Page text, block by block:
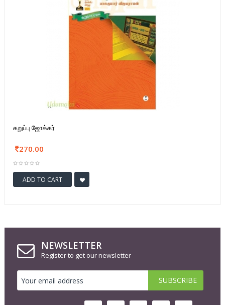
கறுப்பு ஜோக்கர்
270.00
ADD TO CART
NEWSLETTER
Register to get our newsletter